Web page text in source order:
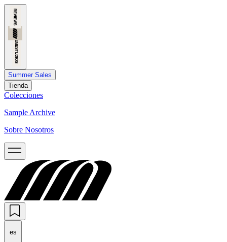
Summer Sales
Tienda
Colecciones
Sample Archive
Sobre Nosotros
es